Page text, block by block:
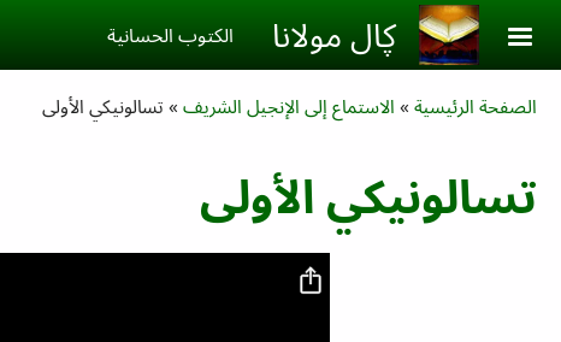
Skip to main contentڮال مولانا الكتوب الحسانية‎
Breadcrumb
الصفحة الرئيسية الاستماع إلى الإنجيل الشريف تسالونيكي الأولى
تسالونيكي الأولى